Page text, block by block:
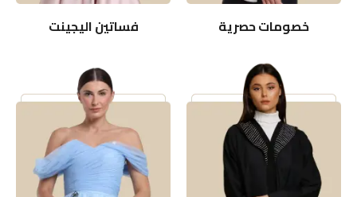
فساتين اليجينت خصومات حصرية